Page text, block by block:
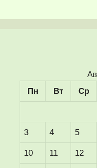
Пн
Вт Ср
3 4 5
10 11 12